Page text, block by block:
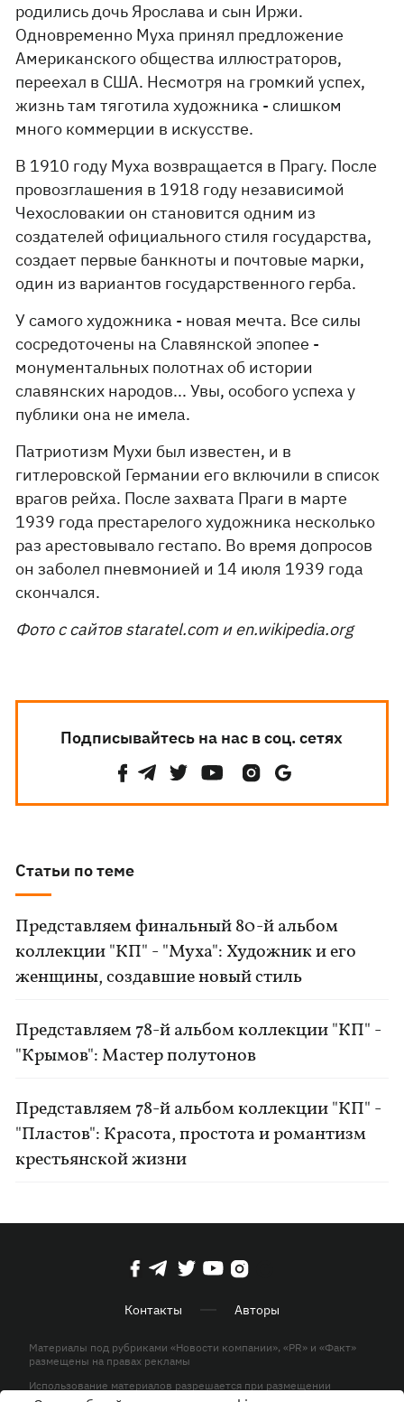
родились дочь Ярослава и сын Иржи.
Одновременно Муха принял предложение
Американского общества иллюстраторов,
переехал в США. Несмотря на громкий успех,
жизнь там тяготила художника - слишком
много коммерции в искусстве.
В 1910 году Муха возвращается в Прагу. После
провозглашения в 1918 году независимой
Чехословакии он становится одним из
создателей официального стиля государства,
создает первые банкноты и почтовые марки,
один из вариантов государственного герба.
У самого художника - новая мечта. Все силы
сосредоточены на Славянской эпопее -
монументальных полотнах об истории
славянских народов... Увы, особого успеха у
публики она не имела.
Патриотизм Мухи был известен, и в
гитлеровской Германии его включили в список
врагов рейха. После захвата Праги в марте
1939 года престарелого художника несколько
раз арестовывало гестапо. Во время допросов
он заболел пневмонией и 14 июля 1939 года
скончался.
Фото с сайтов staratel.com и en.wikipedia.org
Подписывайтесь на нас в соц. сетях
Статьи по теме
Представляем финальный 80-й альбом
коллекции "КП" - "Муха": Художник и его
женщины, создавшие новый стиль
Представляем 78-й альбом коллекции "КП" -
"Крымов": Мастер полутонов
Представляем 78-й альбом коллекции "КП" -
"Пластов": Красота, простота и романтизм
крестьянской жизни
Контакты Авторы
Материалы под рубриками «Новости компании», «PR» и «Факт»
размещены на правах рекламы
Использование материалов разрешается при размещении
активной гиперссылки на KP.UA в первом абзаце.